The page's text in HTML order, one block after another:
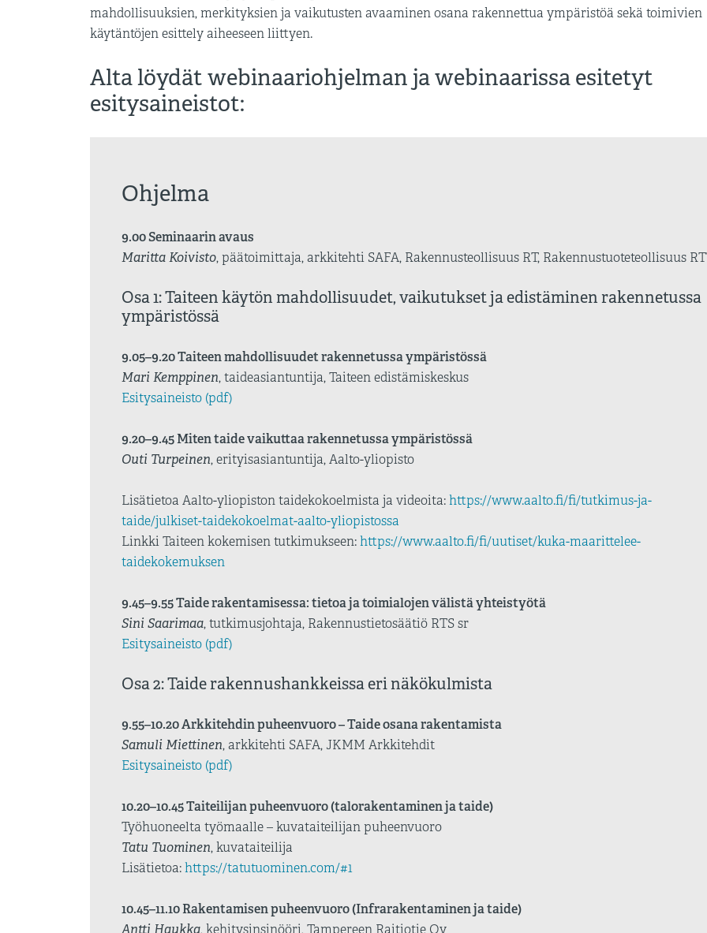
mahdollisuuksien, merkityksien ja vaikutusten avaaminen osana rakennettua ympäristöä sekä toimivien
käytäntöjen esittely aiheeseen liittyen.
Alta löydät webinaariohjelman ja webinaarissa esitetyt
esitysaineistot:
Ohjelma
9.00 Seminaarin avaus
Maritta Koivisto, päätoimittaja, arkkitehti SAFA, Rakennusteollisuus RT, Rakennustuoteteollisuus
Osa 1: Taiteen käytön mahdollisuudet, vaikutukset ja edistäminen rakennetussa
ympäristössä
9.05–9.20 Taiteen mahdollisuudet rakennetussa ympäristössä
Mari Kemppinen, taideasiantuntija, Taiteen edistämiskeskus
Esitysaineisto (pdf)
9.20–9.45 Miten taide vaikuttaa rakennetussa ympäristössä
Outi Turpeinen, erityisasiantuntija, Aalto-yliopisto
Lisätietoa Aalto-yliopiston taidekokoelmista ja videoita: https://www.aalto.fi/fi/tutkimus-ja-
taide/julkiset-taidekokoelmat-aalto-yliopistossa
Linkki Taiteen kokemisen tutkimukseen: https://www.aalto.fi/fi/uutiset/kuka-maarittelee-
taidekokemuksen
9.45–9.55 Taide rakentamisessa: tietoa ja toimialojen välistä yhteistyötä
Sini Saarimaa, tutkimusjohtaja, Rakennustietosäätiö RTS sr
Esitysaineisto (pdf)
Osa 2: Taide rakennushankkeissa eri näkökulmista
9.55–10.20 Arkkitehdin puheenvuoro – Taide osana rakentamista
Samuli Miettinen, arkkitehti SAFA, JKMM Arkkitehdit
Esitysaineisto (pdf)
10.20–10.45 Taiteilijan puheenvuoro (talorakentaminen ja taide)
Työhuoneelta työmaalle – kuvataiteilijan puheenvuoro
Tatu Tuominen, kuvataiteilija
Lisätietoa: https://tatutuominen.com/#1
10.45–11.10 Rakentamisen puheenvuoro (Infrarakentaminen ja taide)
Antti Haukka, kehitysinsinööri, Tampereen Raitiotie Oy